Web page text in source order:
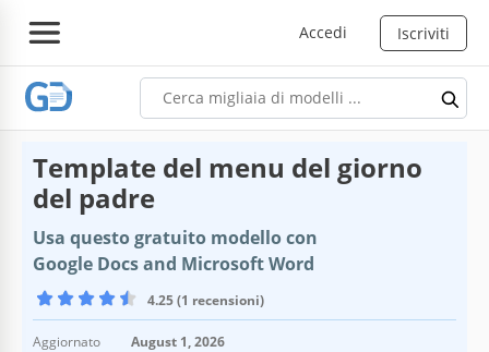
Accedi Iscriviti
Template del menu del giorno
del padre
Usa questo gratuito modello con
Google Docs and Microsoft Word
4.25 (1 recensioni)
Aggiornato
August 1, 2026